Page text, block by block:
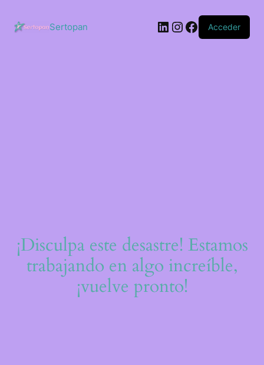
contenido
Sertopan LinkedIn
Instagram
Facebook
Acceder
¡Disculpa este desastre! Estamos
trabajando en algo increíble,
¡vuelve pronto!